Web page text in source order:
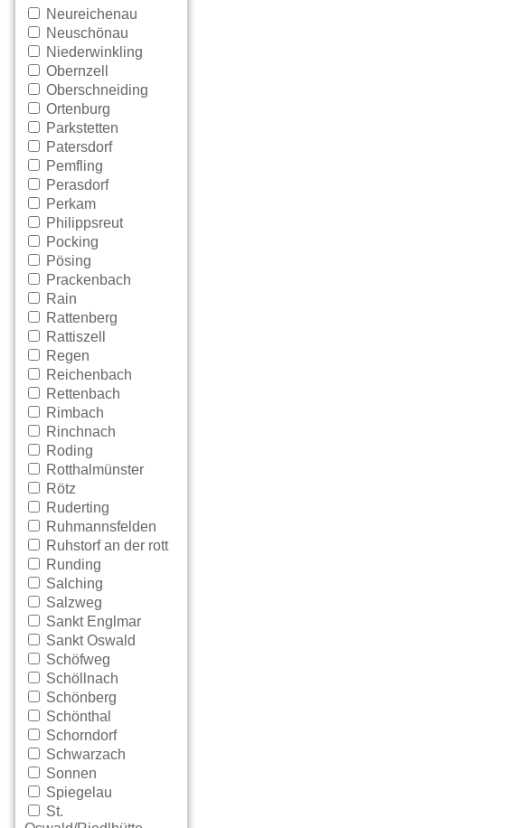
Neureichenau
Neuschönau
Niederwinkling
Obernzell
Oberschneiding
Ortenburg
Parkstetten
Patersdorf
Pemfling
Perasdorf
Perkam
Philippsreut
Pocking
Pösing
Prackenbach
Rain
Rattenberg
Rattiszell
Regen
Reichenbach
Rettenbach
Rimbach
Rinchnach
Roding
Rotthalmünster
Rötz
Ruderting
Ruhmannsfelden
Ruhstorf an der rott
Runding
Salching
Salzweg
Sankt Englmar
Sankt Oswald
Schöfweg
Schöllnach
Schönberg
Schönthal
Schorndorf
Schwarzach
Sonnen
Spiegelau
St.